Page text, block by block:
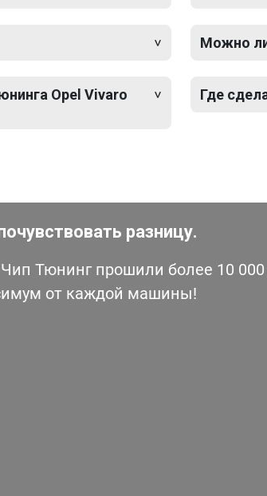
Opel Vivaro
Можно ли
Где
разницу.
Тюнинг прошили более 10
от каждой машины!